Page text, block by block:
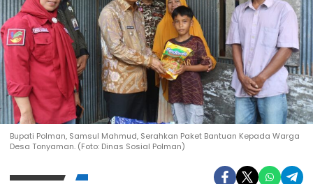
Bupati Polman, Samsul Mahmud, Serahkan Paket Bantuan Kepada Warga
Desa Tonyaman. (Foto: Dinas Sosial Polman)